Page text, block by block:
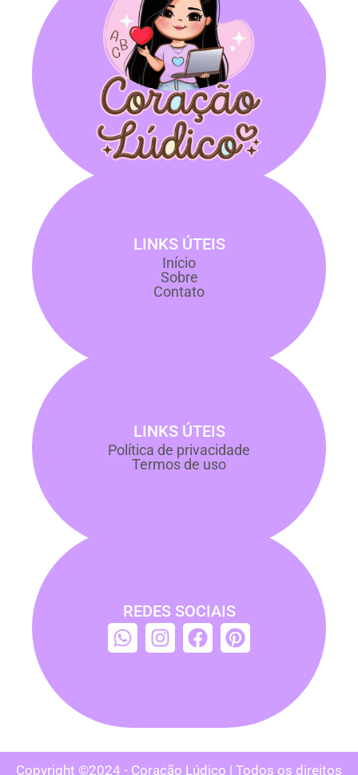
LINKS ÚTEIS
Início
Sobre
Contato
LINKS ÚTEIS
Política de privacidade
Termos de uso
REDES SOCIAIS
Copyright ©2024 - Coração Lúdico | Todos os direitos